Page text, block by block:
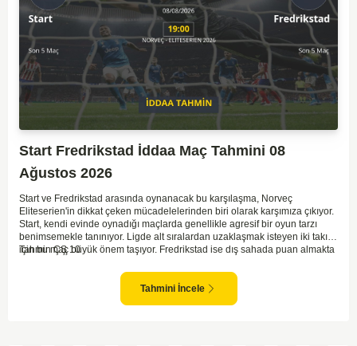
Start Fredrikstad İddaa Maç Tahmini 08
Ağustos 2026
Start ve Fredrikstad arasında oynanacak bu karşılaşma, Norveç
Eliteserien'in dikkat çeken mücadelelerinden biri olarak karşımıza çıkıyor.
Start, kendi evinde oynadığı maçlarda genellikle agresif bir oyun tarzı
benimsemekle tanınıyor. Ligde alt sıralardan uzaklaşmak isteyen iki takım
için bu maç büyük önem taşıyor. Fredrikstad ise dış sahada puan almakta
mücadelede zorluk çıkartabilir. Maçın temposunun yüksek olacağını ve
her iki takımın da sonuca gitmeye odaklanacağını düşünüyorum.
Tahmin ÇŞ 10
Tahmini İncele